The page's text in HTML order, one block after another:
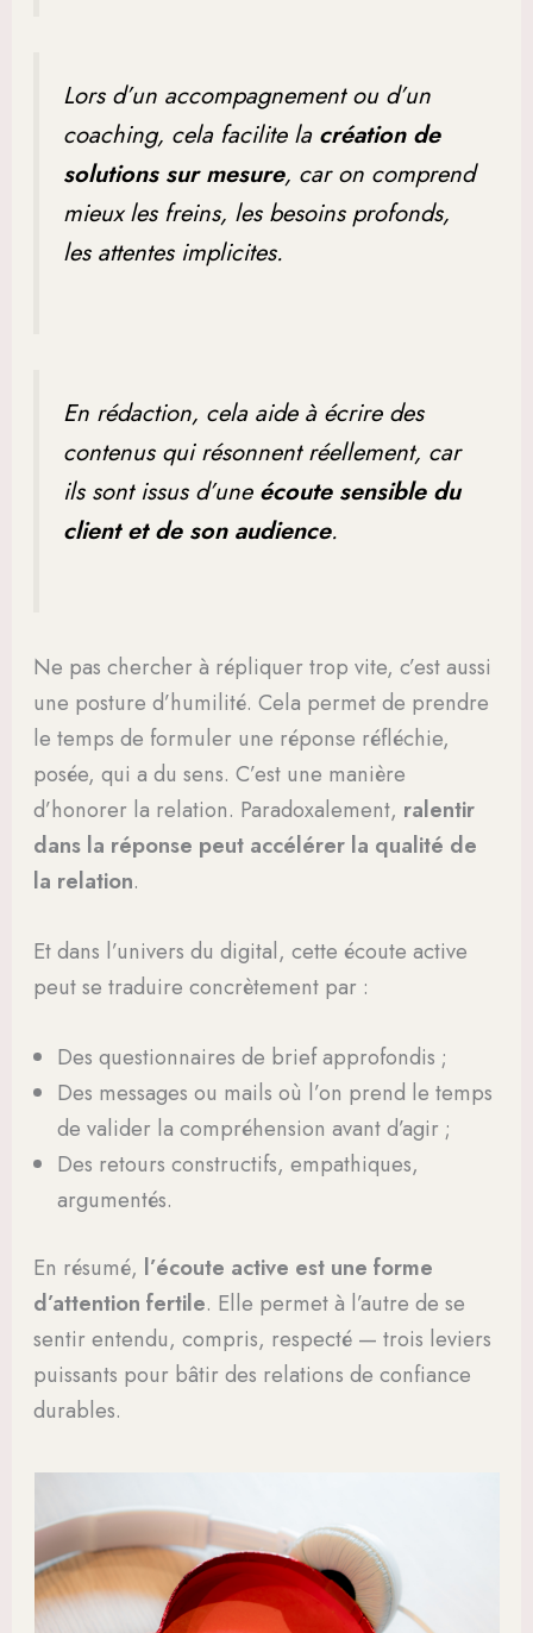
Lors d’un accompagnement ou d’un
coaching, cela facilite la création de
solutions sur mesure, car on comprend
mieux les freins, les besoins profonds,
les attentes implicites.
En rédaction, cela aide à écrire des
contenus qui résonnent réellement, car
ils sont issus d’une écoute sensible du
client et de son audience.
Ne pas chercher à répliquer trop vite, c’est aussi
une posture d’humilité. Cela permet de prendre
le temps de formuler une réponse réfléchie,
posée, qui a du sens. C’est une manière
d’honorer la relation. Paradoxalement, ralentir
dans la réponse peut accélérer la qualité de
la relation.
Et dans l’univers du digital, cette écoute active
peut se traduire concrètement par :
Des questionnaires de brief approfondis ;
Des messages ou mails où l’on prend le temps
de valider la compréhension avant d’agir ;
Des retours constructifs, empathiques,
argumentés.
En résumé, l’écoute active est une forme
d’attention fertile. Elle permet à l’autre de se
sentir entendu, compris, respecté — trois leviers
puissants pour bâtir des relations de confiance
durables.